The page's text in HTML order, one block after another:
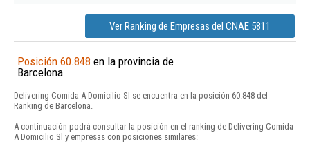
Ver Ranking de Empresas del CNAE 5811
Posición 60.848 en la provincia de
Barcelona
Delivering Comida A Domicilio Sl se encuentra en la posición 60.848 del
Ranking de Barcelona.
A continuación podrá consultar la posición en el ranking de Delivering Comida
A Domicilio Sl y empresas con posiciones similares: